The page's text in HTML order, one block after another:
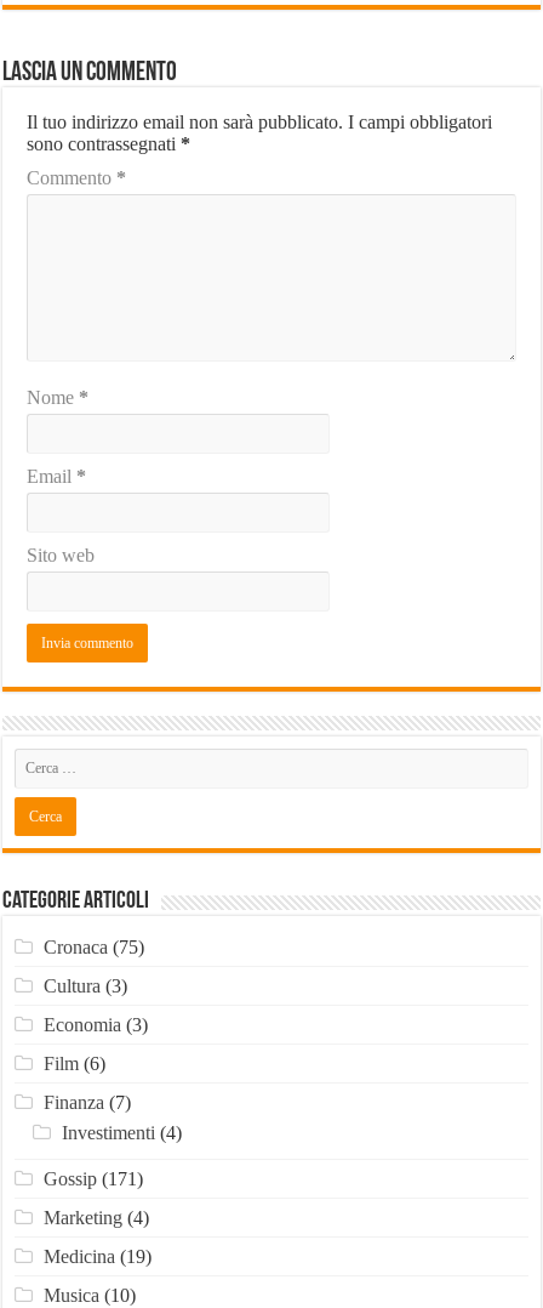
Lascia un commento
Il tuo indirizzo email non sarà pubblicato. I campi obbligatori
sono contrassegnati *
Commento *
Nome *
Email *
Sito web
Categorie Articoli
Cronaca (75)
Cultura (3)
Economia (3)
Film(6)
Finanza (7)
Investimenti (4)
Gossip(171)
Marketing(4)
Medicina (19)
Musica (10)